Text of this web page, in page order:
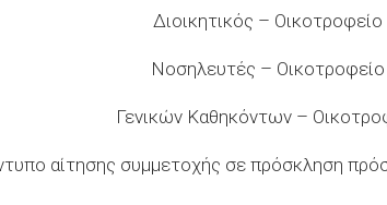
Διοικητικός – Οικοτροφείο
Νοσηλευτές – Οικοτροφείο
Γενικών Καθηκόντων –
αίτησης συμμετοχής σε πρόσκληση